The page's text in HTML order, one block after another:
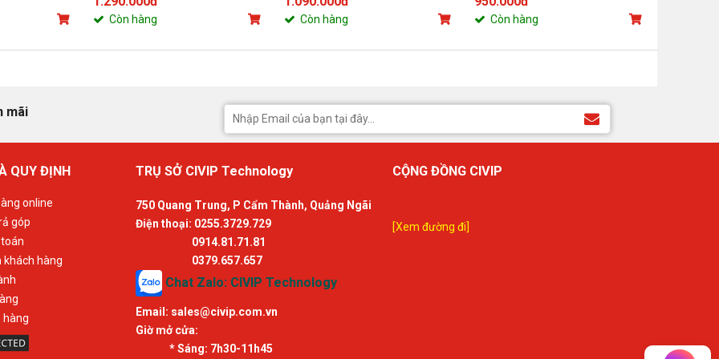
Còn hàng Còn hàng Còn hàng
mãi
QUY ĐỊNH
online
góp
hàng
hàng
TRỤ SỞ CIVIP Technology
750 Quang Trung, P Cẩm Thành, Quảng Ngãi
Điện thoại: 0255.3729.729
0914.81.71.81
0379.657.657
Chat Zalo: CIVIP Technology
Email: sales@civip.com.vn
Giờ mở cửa:
* Sáng: 7h30-11h45
CỘNG ĐỒNG CIVIP
[Xem đường đi]